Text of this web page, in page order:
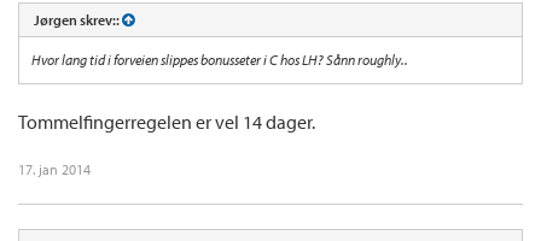
Jørgen skrev::
Hvor lang tid i forveien slippes bonusseter i C hos LH? Sånn roughly..
Tommelfingerregelen er vel 14 dager.
17. jan 2014